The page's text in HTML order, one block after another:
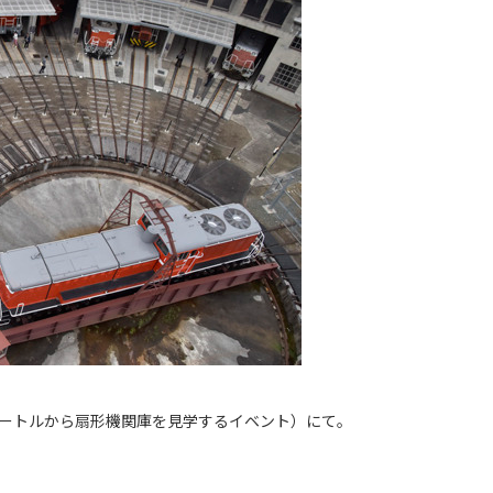
ルから扇形機関庫を見学するイベント）にて。